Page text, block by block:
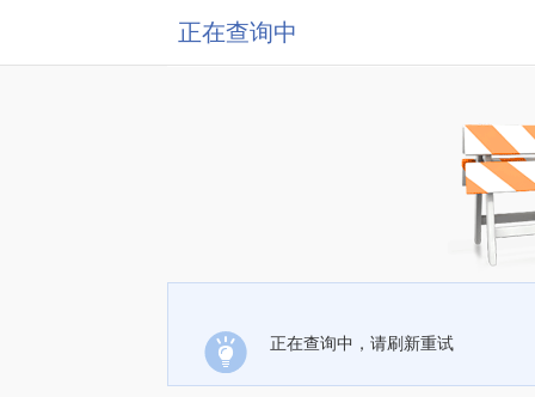
正在查询中
正在查询中，请刷新重试